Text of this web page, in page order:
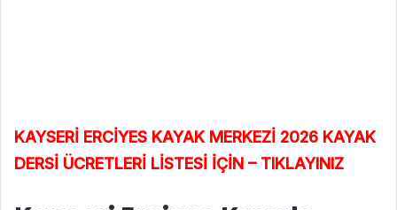
KAYSERİ ERCİYES KAYAK MERKEZİ 2026 KAYAK
DERSİ ÜCRETLERİ LİSTESİ İÇİN – TIKLAYINIZ